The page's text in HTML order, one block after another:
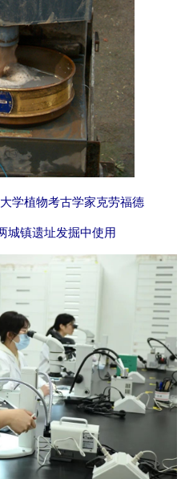
学植物考古学家克劳福德
城镇遗址发掘中使用